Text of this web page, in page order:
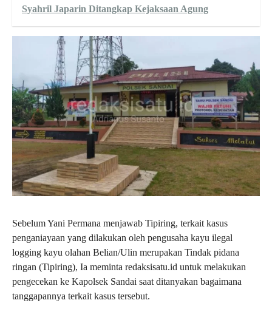
Syahril Japarin Ditangkap Kejaksaan Agung
Sebelum Yani Permana menjawab Tipiring, terkait kasus
penganiayaan yang dilakukan oleh pengusaha kayu ilegal
logging kayu olahan Belian/Ulin merupakan Tindak pidana
ringan (Tipiring), Ia meminta redaksisatu.id untuk melakukan
pengecekan ke Kapolsek Sandai saat ditanyakan bagaimana
tanggapannya terkait kasus tersebut.